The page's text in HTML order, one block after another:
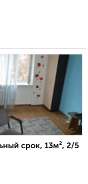
срок, 13м², 2/5